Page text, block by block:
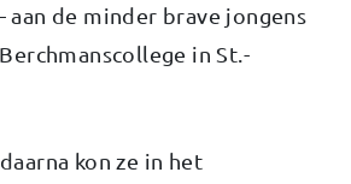
de minder brave jongens
in St.-
kon ze in het